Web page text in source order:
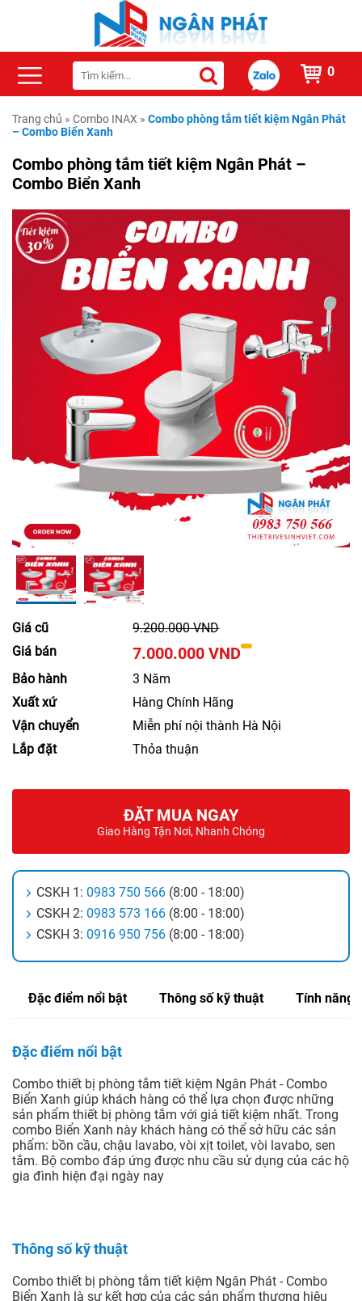
0
Trang chủ » Combo INAX » Combo phòng tắm tiết kiệm Ngân Phát
– Combo Biển Xanh
Combo phòng tắm tiết kiệm Ngân Phát –
Combo Biển Xanh
Giá cũ
9.200.000 VND
Giá bán
7.000.000 VND
Bảo hành
3 Năm
Xuất xứ
Hàng Chính Hãng
Vận chuyển
Miễn phí nội thành Hà Nội
Lắp đặt
Thỏa thuận
ĐẶT MUA NGAY
Giao Hàng Tận Nơi, Nhanh Chóng
CSKH 1: 0983 750 566 (8:00 - 18:00)
CSKH 2: 0983 573 166 (8:00 - 18:00)
CSKH 3: 0916 950 756 (8:00 - 18:00)
Đặc điểm nổi bật Thông số kỹ thuật Tính năng
Đặc điểm nổi bật
Combo thiết bị phòng tắm tiết kiệm Ngân Phát - Combo
Biển Xanh giúp khách hàng có thể lựa chọn được những
sản phẩm thiết bị phòng tắm với giá tiết kiệm nhất. Trong
combo Biển Xanh này khách hàng có thể sở hữu các sản
phẩm: bồn cầu, chậu lavabo, vòi xịt toilet, vòi lavabo, sen
tắm. Bộ combo đáp ứng được nhu cầu sử dụng của các hộ
gia đình hiện đại ngày nay
Thông số kỹ thuật
Combo thiết bị phòng tắm tiết kiệm Ngân Phát - Combo
Biển Xanh là sự kết hợp của các sản phẩm thương hiệu